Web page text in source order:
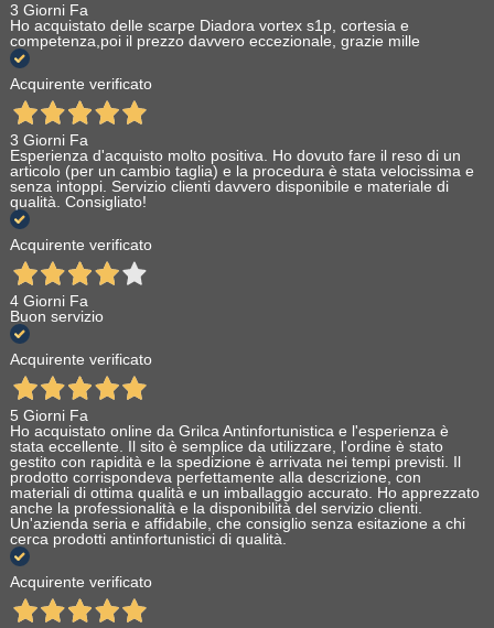
3 Giorni Fa
Ho acquistato delle scarpe Diadora vortex s1p, cortesia e
competenza,poi il prezzo davvero eccezionale, grazie mille
Acquirente verificato
3 Giorni Fa
Esperienza d'acquisto molto positiva. Ho dovuto fare il reso di un
articolo (per un cambio taglia) e la procedura è stata velocissima e
senza intoppi. Servizio clienti davvero disponibile e materiale di
qualità. Consigliato!
Acquirente verificato
4 Giorni Fa
Buon servizio
Acquirente verificato
5 Giorni Fa
Ho acquistato online da Grilca Antinfortunistica e l'esperienza è
stata eccellente. Il sito è semplice da utilizzare, l'ordine è stato
gestito con rapidità e la spedizione è arrivata nei tempi previsti. Il
prodotto corrispondeva perfettamente alla descrizione, con
materiali di ottima qualità e un imballaggio accurato. Ho apprezzato
anche la professionalità e la disponibilità del servizio clienti.
Un'azienda seria e affidabile, che consiglio senza esitazione a chi
cerca prodotti antinfortunistici di qualità.
Acquirente verificato